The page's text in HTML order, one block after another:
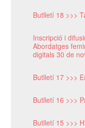
Butlletí 18 >>>
Inscripció i
Abordatges
digitals 30 de
Butlletí 17 >>>
Butlletí 16 >>>
Butlletí 15 >>>